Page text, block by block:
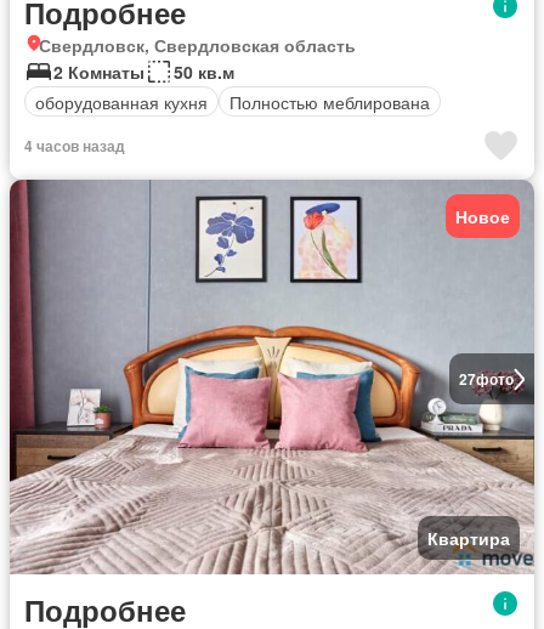
Подробнее
Свердловск, Свердловская область
2 Комнаты
50 кв.м
оборудованная кухня
Полностью меблирована
4 часов назад
27фото
Новое
Квартира
Подробнее